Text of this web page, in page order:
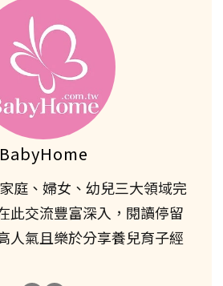
BabyHome
庭、婦女、幼兒三大領域完
此交流豐富深入，閱讀停留
人氣且樂於分享養兒育子經